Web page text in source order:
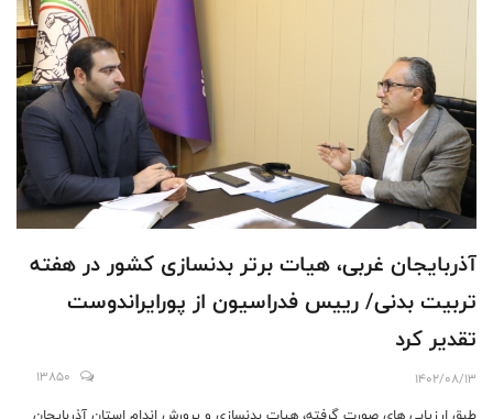
آذربایجان غربی، هیات برتر بدنسازی کشور در هفته
تربیت بدنی/ رییس فدراسیون از پورایراندوست
تقدیر کرد
1402/08/13
13850